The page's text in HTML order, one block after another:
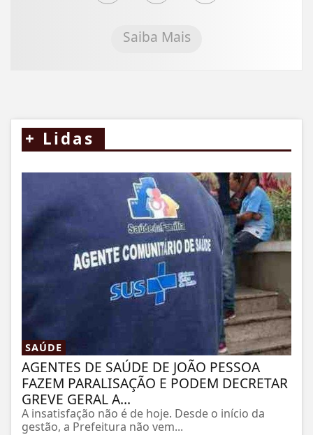
Saiba Mais
+ Lidas
SAÚDE
AGENTES DE SAÚDE DE JOÃO PESSOA
FAZEM PARALISAÇÃO E PODEM DECRETAR
GREVE GERAL A...
A insatisfação não é de hoje. Desde o início da
gestão, a Prefeitura não vem...